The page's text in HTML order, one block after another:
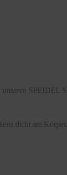
SPEIDEL
dicht am